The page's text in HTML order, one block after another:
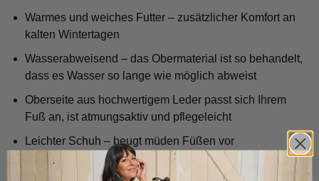
Warmes und weiches Futter – zusätzlicher Komfort an
kalten Wintertagen
Wasserabweisend – das Obermaterial ist so behandelt,
dass es Wasser so lange wie möglich abweist
Oberseite aus hochwertigem Leder passt sich Ihrem
Fuß an, ist atmungsaktiv und pflegeleicht
Leichter Schuh – beugt müden Füßen vor
Sohle mit guter Dämpfung – fängt Stöße ab